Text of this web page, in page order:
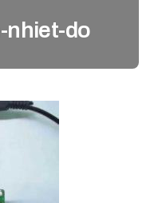
nhiet-do